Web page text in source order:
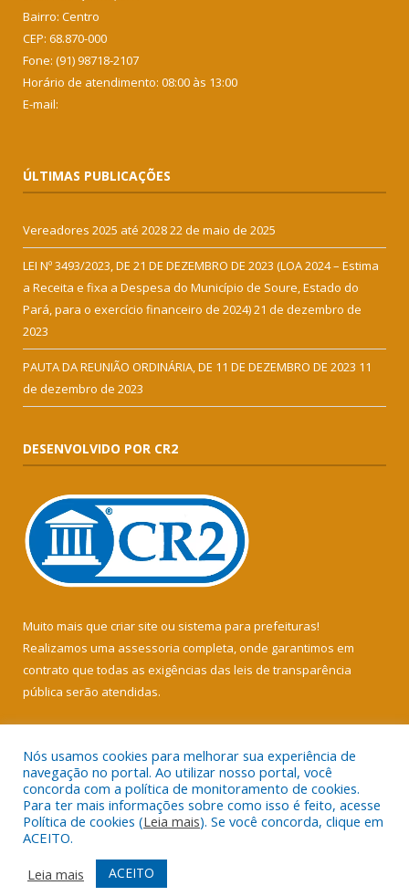
Bairro: Centro
CEP: 68.870-000
Fone: (91) 98718-2107
Horário de atendimento: 08:00 às 13:00
E-mail:
ÚLTIMAS PUBLICAÇÕES
Vereadores 2025 até 202822 de maio de 2025
LEI Nº 3493/2023, DE 21 DE DEZEMBRO DE 2023 (LOA 2024 – Estima
a Receita e fixa a Despesa do Município de Soure, Estado do
Pará, para o exercício financeiro de 2024)21 de dezembro de
2023
PAUTA DA REUNIÃO ORDINÁRIA, DE 11 DE DEZEMBRO DE 2023 11
de dezembro de 2023
DESENVOLVIDO POR CR2
Muito mais que criar site ou sistema para prefeituras!
Realizamos uma assessoria completa, onde garantimos em
contrato que todas as exigências das leis de transparência
pública serão atendidas.
Todos os direitos reservados a Câmara Municipal de Soure.
Mapa do Site
Acessar Área Administrativa
Acessar Webmail
Nós usamos cookies para melhorar sua experiência de
navegação no portal. Ao utilizar nosso portal, você
concorda com a política de monitoramento de cookies.
Para ter mais informações sobre como isso é feito, acesse
Política de cookies (Leia mais). Se você concorda, clique em
ACEITO.
Leia mais
ACEITO